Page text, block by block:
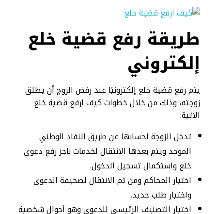
طريقة رفع قضية خلع
إلكتروني
يتم رفع قضية خلع إلكترونيًا عند رفض الزوج أن يطلق
زوجته، وذلك من خلال خطوات كيف ارفع قضية خلع
الاتية:
تدخل الزوجة لحسابها عن طريق النفاذ الوطني
الموحد ويتم بعدها الانتقال لخدمات ناجز رفع دعوى
خلع واستكمال تسجيل الدخول.
اختيار المحاكم ومن ثم الانتقال لصحيفة الدعوى
واختيار طلب جديد.
اختيار التصنيف الرئيسي للدعوى وهو أحوال شخصية